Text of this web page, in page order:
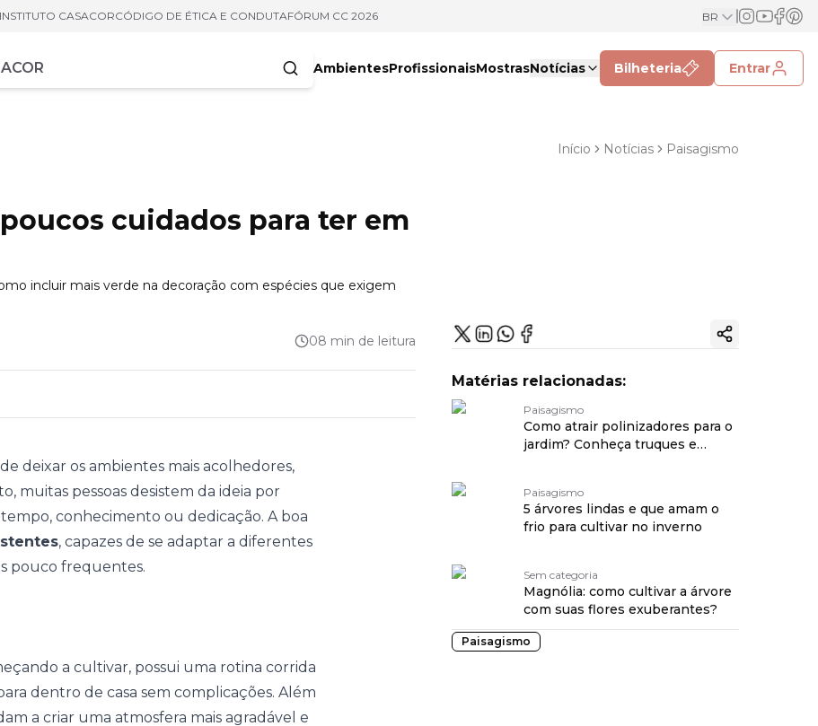
INSTITUTO CASACORCÓDIGO DE ÉTICA E CONDUTAFÓRUM CC 2026 BR
AmbientesProfissionaisMostrasNotícias Bilheteria Entrar
Início Notícias Paisagismo
cuidados para ter em
incluir mais verde na decoração com espécies que exigem
08 min de leitura
deixar os ambientes mais acolhedores,
muitas pessoas desistem da ideia por
conhecimento ou dedicação. A boa
, capazes de se adaptar a diferentes
pouco frequentes.
a cultivar, possui uma rotina corrida
dentro de casa sem complicações. Além
a criar uma atmosfera mais agradável e
Copiar link
Matérias relacionadas:
Paisagismo
Como atrair polinizadores para o
jardim? Conheça truques e
Paisagismo
5 árvores lindas e que amam o
frio para cultivar no inverno
Sem categoria
Magnólia: como cultivar a árvore
com suas flores exuberantes?
Paisagismo